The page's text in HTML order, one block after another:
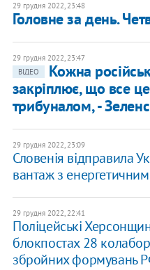
29 грудня 2022, 23:48
Головне за день.
29 грудня 2022, 23:47
ВІДЕО
Кожна
закріплює, що все
трибуналом, -
29 грудня 2022, 23:09
Словенія відправила
вантаж з
29 грудня 2022, 22:41
Поліцейські
блокпостах 28
збройних формувань